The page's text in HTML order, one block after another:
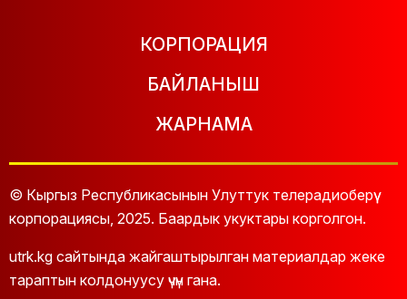
КОРПОРАЦИЯ
БАЙЛАНЫШ
ЖАРНАМА
© Кыргыз Республикасынын Улуттук телерадиоберүү
корпорациясы, 2025. Баардык укуктары корголгон.
utrk.kg сайтында жайгаштырылган материалдар жеке
тараптын колдонуусу үчүн гана.